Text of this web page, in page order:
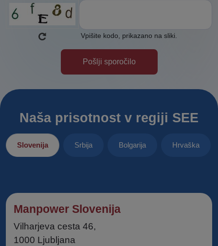
Vpišite kodo, prikazano na sliki.
Naša prisotnost v regiji SEE
Slovenija Srbija Bolgarija Hrvaška
Manpower Slovenija
Vilharjeva cesta 46,
1000 Ljubljana